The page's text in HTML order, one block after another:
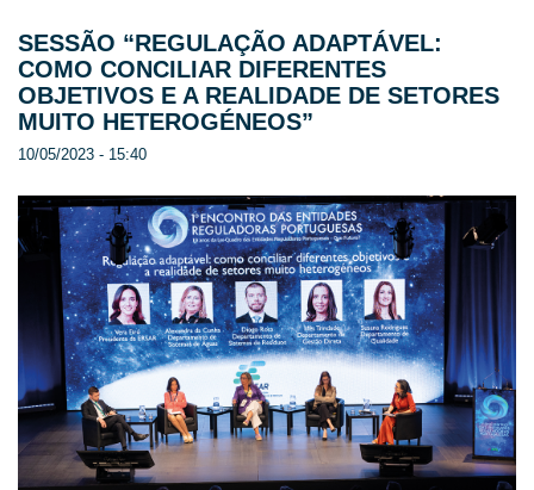
SESSÃO “REGULAÇÃO ADAPTÁVEL:
COMO CONCILIAR DIFERENTES
OBJETIVOS E A REALIDADE DE SETORES
MUITO HETEROGÉNEOS”
10/05/2023 - 15:40